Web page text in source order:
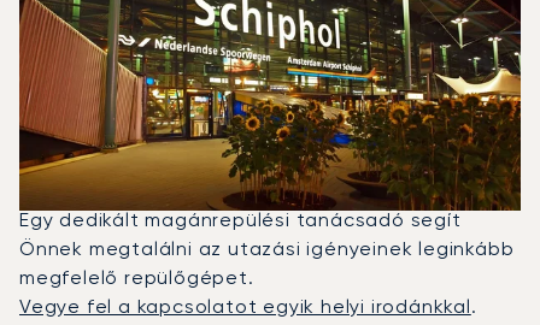
Milyen Típusú Privát Jetet
Bérelhetek London És
Amszterdam Között?
2025-ben a Citation CJ1, a Phenom 300 és a
Citation Latitude volt a leggyakrabban igénybe
vett magánrepülő Amszterdam és London között.
Egy dedikált magánrepülési tanácsadó segít
Önnek megtalálni az utazási igényeinek leginkább
megfelelő repülőgépet.
Vegye fel a kapcsolatot egyik helyi irodánkkal.